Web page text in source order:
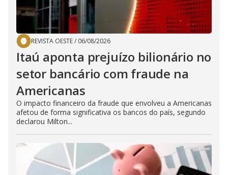
REVISTA OESTE/ 06/08/2026
Itaú aponta prejuízo bilionário no
setor bancário com fraude na
Americanas
O impacto financeiro da fraude que envolveu a Americanas
afetou de forma significativa os bancos do país, segundo
declarou Milton...